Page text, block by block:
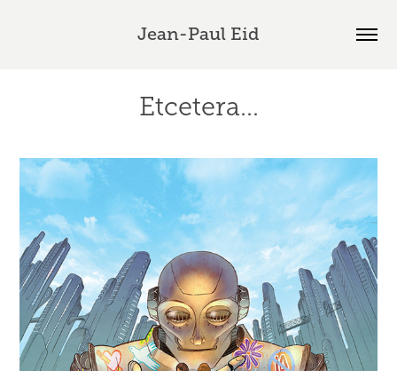
Jean-Paul Eid
Etcetera...